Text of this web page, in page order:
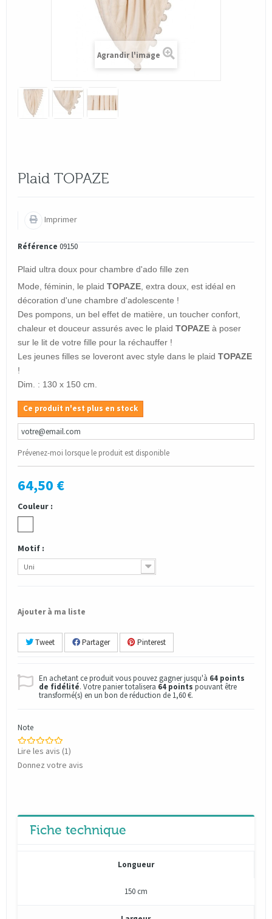
Agrandir l'image
Plaid TOPAZE
Imprimer
Référence 09150
Plaid ultra doux pour chambre d'ado fille zen
Mode, féminin, le plaid TOPAZE, extra doux, est idéal en
décoration d'une chambre d'adolescente !
Des pompons, un bel effet de matière, un toucher confort,
chaleur et douceur assurés avec le plaid TOPAZE à poser
sur le lit de votre fille pour la réchauffer !
Les jeunes filles se loveront avec style dans le plaid TOPAZE
!
Dim. : 130 x 150 cm.
Ce produit n'est plus en stock
Prévenez-moi lorsque le produit est disponible
64,50 €
Couleur :
Motif :
Uni
Ajouter à ma liste
Tweet Partager Pinterest
En achetant ce produit vous pouvez gagner jusqu'à 64 points
de fidélité. Votre panier totalisera 64 points pouvant être
transformé(s) en un bon de réduction de 1,60 €.
Note
Lire les avis (1)
Donnez votre avis
Fiche technique
Longueur
150 cm